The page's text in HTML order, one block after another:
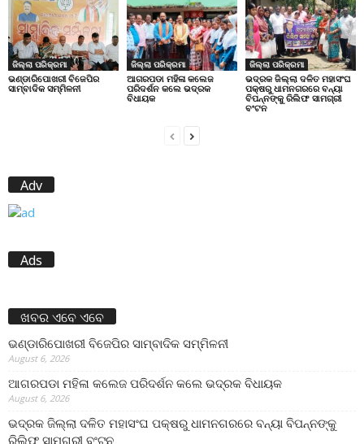
ଜିଲ୍ଲା ପରିକ୍ରମା
ଭଣ୍ଡାରିପୋଖରୀ ବିଜେପିର
ସାମ୍ବାଦିକ ସମ୍ମିଳନୀ
ଜିଲ୍ଲା ପରିକ୍ରମା
ଆଗରପଡା ମହିଳା କଲେଜ
ପରିଦର୍ଶନ କଲେ ଭଦ୍ରକ
ବିଧାୟକ
ଜିଲ୍ଲା ପରିକ୍ରମା
ଭଦ୍ରକ ଜିଲ୍ଲା ଦଳିତ ମହାସଂଘ
ପକ୍ଷରୁ ଧାମନଗରରେ ବନ୍ୟା
ବିପନ୍ନଙ୍କୁ ରିଲିଫ ସାମଗ୍ରୀ
ବଂଟନ
Adv
Ads
ଖବର ଏବେ ଏବେ
ଭଣ୍ଡାରିପୋଖରୀ ବିଜେପିର ସାମ୍ବାଦିକ ସମ୍ମିଳନୀ
August 6, 2026
ଆଗରପଡା ମହିଳା କଲେଜ ପରିଦର୍ଶନ କଲେ ଭଦ୍ରକ ବିଧାୟକ
August 6, 2026
ଭଦ୍ରକ ଜିଲ୍ଲା ଦଳିତ ମହାସଂଘ ପକ୍ଷରୁ ଧାମନଗରରେ ବନ୍ୟା ବିପନ୍ନଙ୍କୁ
ରିଲିଫ ସାମଗ୍ରୀ ବଂଟନ